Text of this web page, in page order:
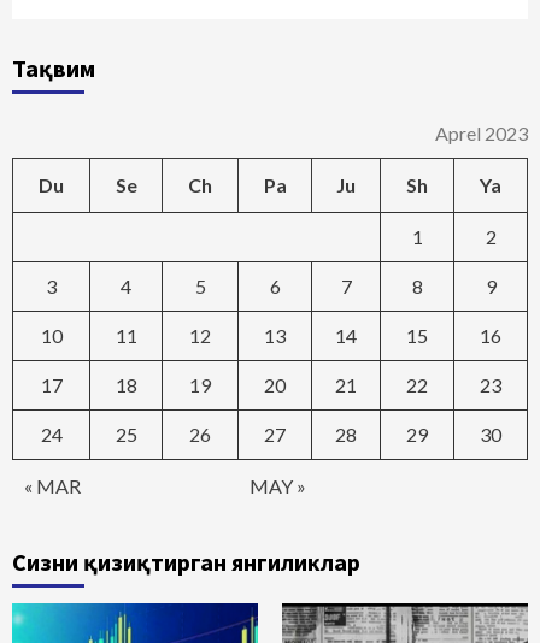
Тақвим
Aprel 2023
Du Se Ch Pa Ju Sh Ya
« MAR MAY »
1 2
3 4 5 6 7 8 9
10 11 12 13 14 15 16
17 18 19 20 21 22 23
24 25 26 27 28 29 30
Сизни қизиқтирган янгиликлар